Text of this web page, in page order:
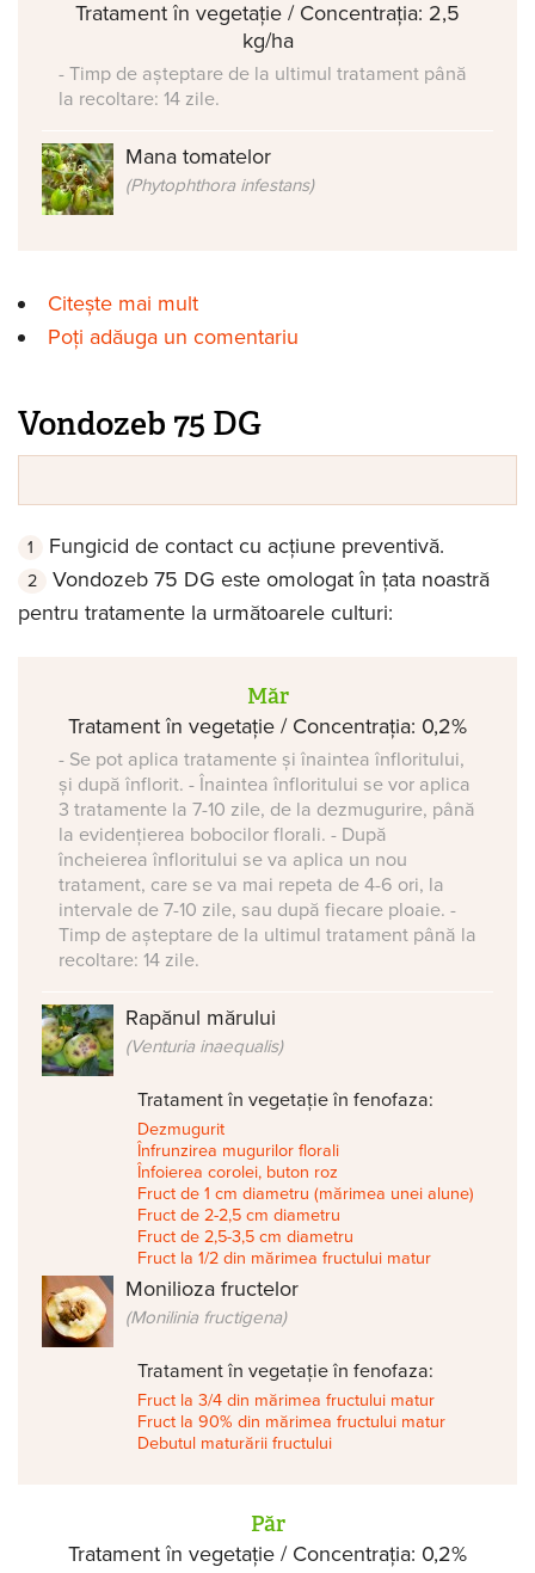
Tratament în vegetație / Concentrația: 2,5
kg/ha
- Timp de așteptare de la ultimul tratament până
la recoltare: 14 zile.
Mana tomatelor
(Phytophthora infestans)
Citește mai mult
Poți adăuga un comentariu
Vondozeb 75 DG
Fungicid de contact cu acțiune preventivă.
Vondozeb 75 DG este omologat în țata noastră
pentru tratamente la următoarele culturi:
Măr
Tratament în vegetație / Concentrația: 0,2%
- Se pot aplica tratamente și înaintea înfloritului,
și după înflorit. - Înaintea înfloritului se vor aplica
3 tratamente la 7-10 zile, de la dezmugurire, până
la evidențierea bobocilor florali. - După
încheierea înfloritului se va aplica un nou
tratament, care se va mai repeta de 4-6 ori, la
intervale de 7-10 zile, sau după fiecare ploaie. -
Timp de așteptare de la ultimul tratament până la
recoltare: 14 zile.
Rapănul mărului
(Venturia inaequalis)
Tratament în vegetație în fenofaza:
Dezmugurit
Înfrunzirea mugurilor florali
Înfoierea corolei, buton roz
Fruct de 1 cm diametru (mărimea unei alune)
Fruct de 2-2,5 cm diametru
Fruct de 2,5-3,5 cm diametru
Fruct la 1/2 din mărimea fructului matur
Monilioza fructelor
(Monilinia fructigena)
Tratament în vegetație în fenofaza:
Fruct la 3/4 din mărimea fructului matur
Fruct la 90% din mărimea fructului matur
Debutul maturării fructului
Păr
Tratament în vegetație / Concentrația: 0,2%